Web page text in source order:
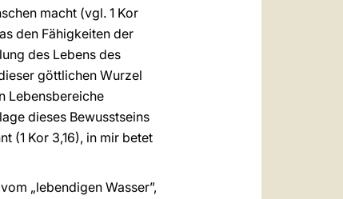
macht (vgl. 1 Kor
den Fähigkeiten der
des Lebens des
göttlichen Wurzel
Lebensbereiche
dieses Bewusstseins
(1 Kor 3,16), in mir betet
„lebendigen Wasser”,